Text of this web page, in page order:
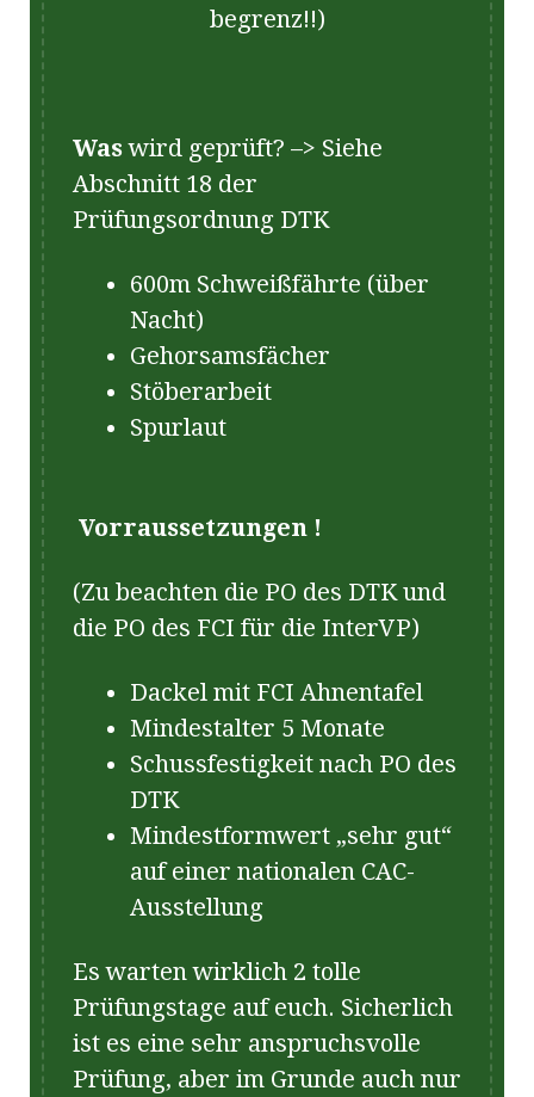
begrenz!!)
Waswird geprüft? –> Siehe
Abschnitt 18 der
Prüfungsordnung DTK
600m Schweißfährte (über
Nacht)
Gehorsamsfächer
Stöberarbeit
Spurlaut
Vorraussetzungen !
(Zu beachten die PO des DTK und
die PO des FCI für die InterVP)
Dackel mit FCI Ahnentafel
Mindestalter 5 Monate
Schussfestigkeit nach PO des
DTK
Mindestformwert „sehr gut“
auf einer nationalen CAC-
Ausstellung
Es warten wirklich 2 tolle
Prüfungstage auf euch. Sicherlich
ist es eine sehr anspruchsvolle
Prüfung, aber im Grunde auch nur